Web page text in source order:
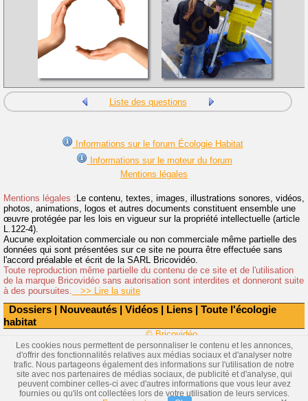
Dossiers | Nouveautés | Vidéos | Liens | Toute l'écologie
habitat
Liste des questions
Informations sur le forum Écologie Habitat
Informations sur le moteur du forum
Mentions légales
Mentions légales : Le contenu, textes, images, illustrations sonores, vidéos,
photos, animations, logos et autres documents constituent ensemble une
œuvre protégée par les lois en vigueur sur la propriété intellectuelle (article
L.122-4).
Aucune exploitation commerciale ou non commerciale même partielle des
données qui sont présentées sur ce site ne pourra être effectuée sans
l'accord préalable et écrit de la SARL Bricovidéo.
Toute reproduction même partielle du contenu de ce site et de l'utilisation
de la marque Bricovidéo sans autorisation sont interdites et donneront suite
à des poursuites. >> Lire la suite
© Bricovidéo
Les cookies nous permettent de personnaliser le contenu et les annonces,
d'offrir des fonctionnalités relatives aux médias sociaux et d'analyser notre
trafic. Nous partageons également des informations sur l'utilisation de notre
site avec nos partenaires de médias sociaux, de publicité et d'analyse, qui
peuvent combiner celles-ci avec d'autres informations que vous leur avez
fournies ou qu'ils ont collectées lors de votre utilisation de leurs services.